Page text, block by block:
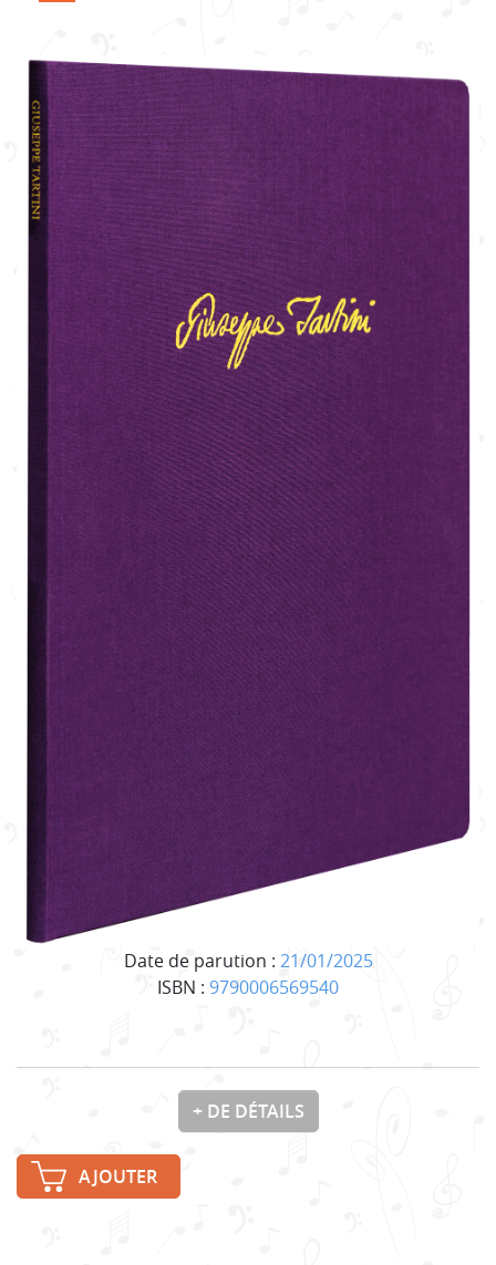
Date de parution : 21/01/2025
ISBN : 9790006569540
+ DE DÉTAILS
AJOUTER